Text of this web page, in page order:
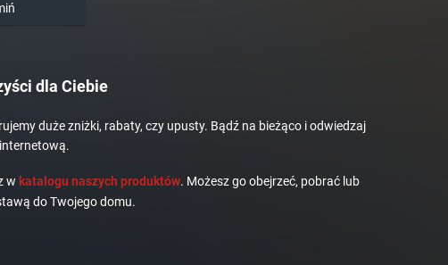
dla Ciebie
duże zniżki, rabaty, czy upusty. Bądź na bieżąco i odwiedzaj
w katalogu naszych produktów. Możesz go obejrzeć, pobrać lub
do Twojego domu.